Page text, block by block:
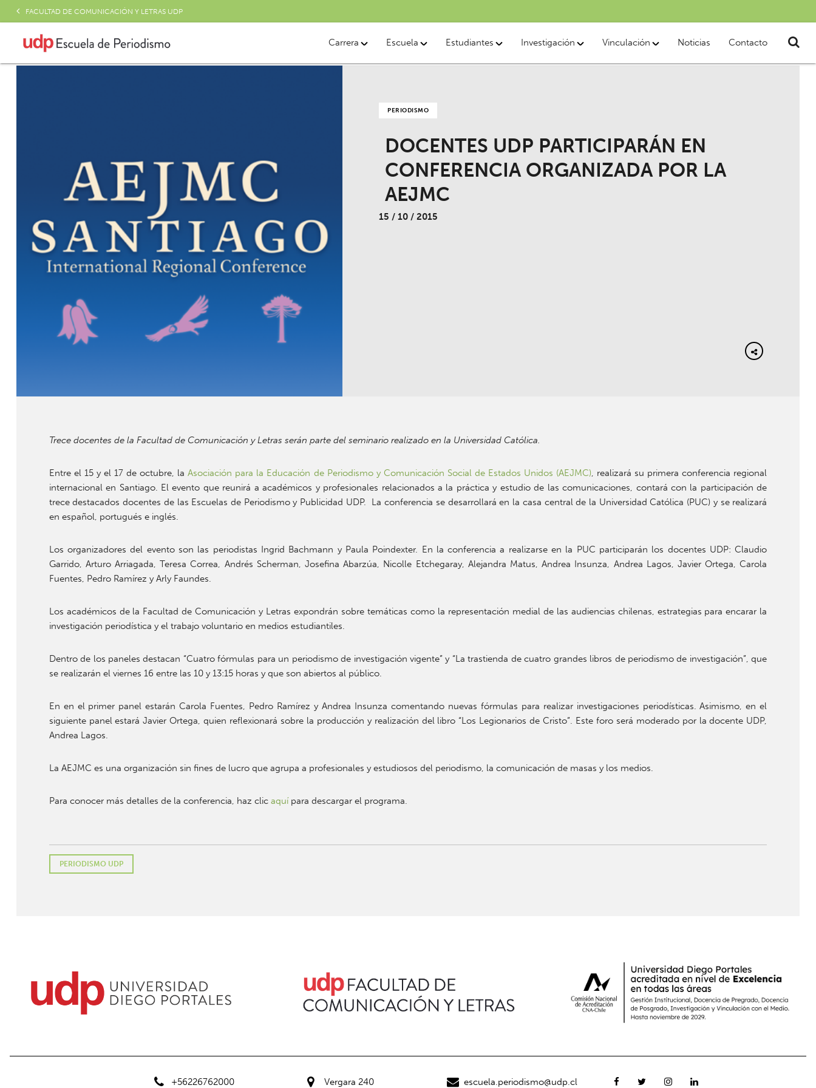
FACULTAD DE COMUNICACIÓN Y LETRAS UDP
Carrera Escuela Estudiantes Investigación Vinculación Noticias Contacto
PERIODISMO
DOCENTES UDP PARTICIPARÁN EN
CONFERENCIA ORGANIZADA POR LA
AEJMC
15 / 10 / 2015
Trece docentes de la Facultad de Comunicación y Letras serán parte del seminario realizado en la Universidad Católica.
Entre el 15 y el 17 de octubre, laAsociación para la Educación de Periodismo y Comunicación Social de Estados Unidos (AEJMC) , realizará su primera conferencia regional
internacional en Santiago. El evento que reunirá a académicos y profesionales relacionados a la práctica y estudio de las comunicaciones, contará con la participación de
trece destacados docentes de las Escuelas de Periodismo y Publicidad UDP. La conferencia se desarrollará en la casa central de la Universidad Católica (PUC) y se realizará
en español, portugués e inglés.
Los organizadores del evento son las periodistas Ingrid Bachmann y Paula Poindexter. En la conferencia a realizarse en la PUC participarán los docentes UDP: Claudio
Garrido, Arturo Arriagada, Teresa Correa, Andrés Scherman, Josefina Abarzúa, Nicolle Etchegaray, Alejandra Matus, Andrea Insunza, Andrea Lagos, Javier Ortega, Carola
Fuentes, Pedro Ramírez y Arly Faundes.
Los académicos de la Facultad de Comunicación y Letras expondrán sobre temáticas como la representación medial de las audiencias chilenas, estrategias para encarar la
investigación periodística y el trabajo voluntario en medios estudiantiles.
Dentro de los paneles destacan “Cuatro fórmulas para un periodismo de investigación vigente” y “La trastienda de cuatro grandes libros de periodismo de investigación”, que
se realizarán el viernes 16 entre las 10 y 13:15 horas y que son abiertos al público.
En en el primer panel estarán Carola Fuentes, Pedro Ramírez y Andrea Insunza comentando nuevas fórmulas para realizar investigaciones periodísticas. Asimismo, en el
siguiente panel estará Javier Ortega, quien reflexionará sobre la producción y realización del libro “Los Legionarios de Cristo”. Este foro será moderado por la docente UDP,
Andrea Lagos.
La AEJMC es una organización sin fines de lucro que agrupa a profesionales y estudiosos del periodismo, la comunicación de masas y los medios.
Para conocer más detalles de la conferencia, haz clic aquípara descargar el programa.
PERIODISMO UDP
+56226762000 Vergara 240 escuela.periodismo@udp.cl